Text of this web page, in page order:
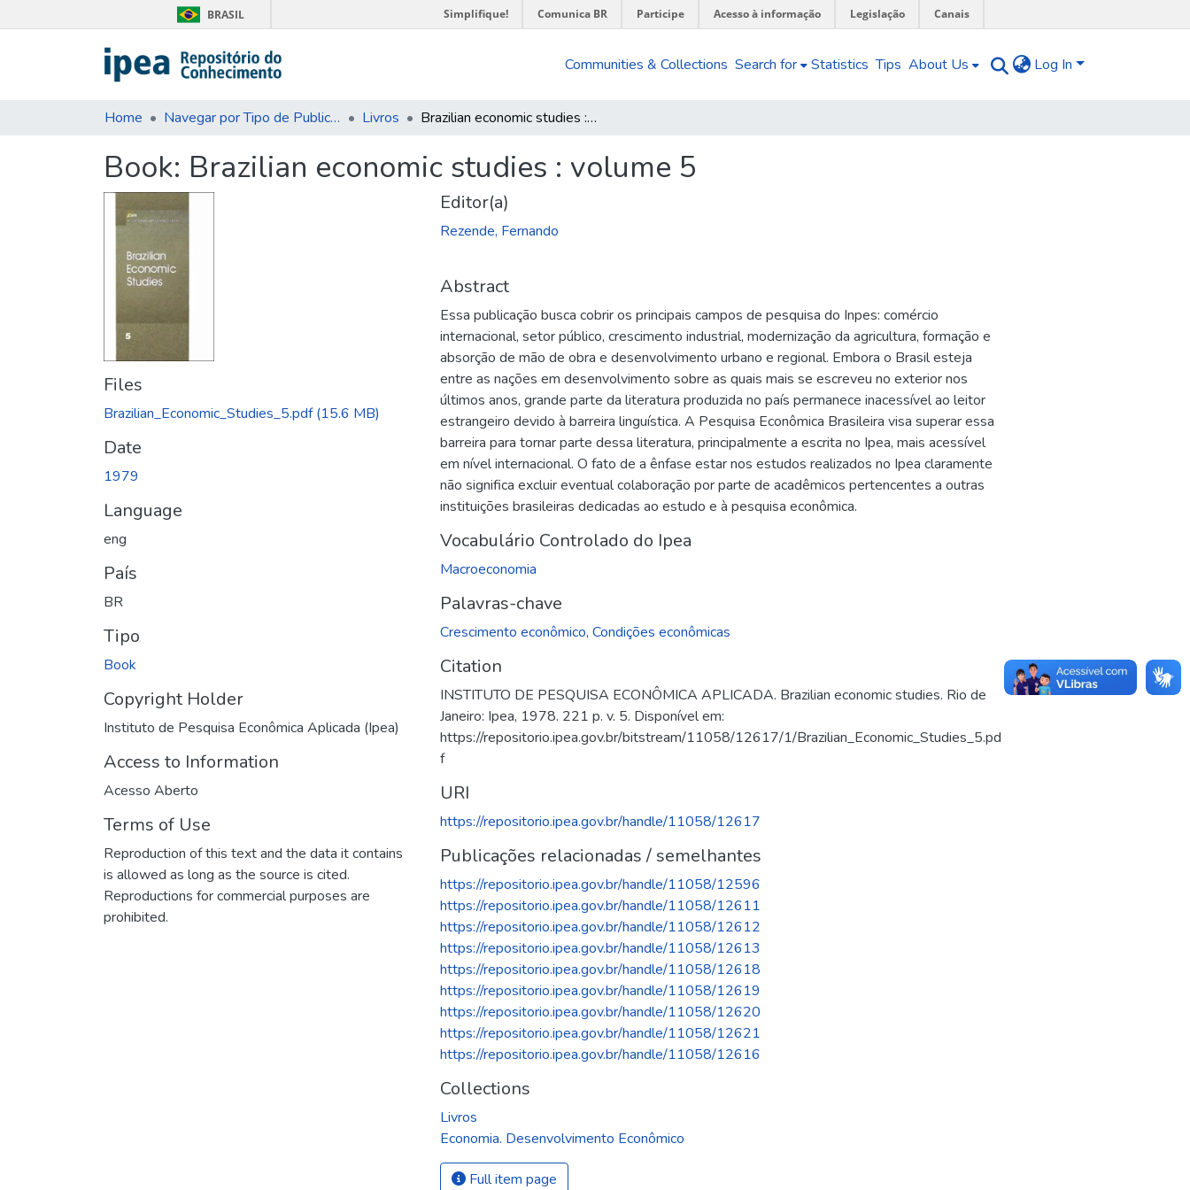
BRASIL Simplifique! Comunica BR Participe Acesso à informação Legislação Canais
Communities & Collections Search for Statistics Tips About Us Log In
Home Navegar por Tipo de Publicação Livros Brazilian economic studies : volume 5
Book: Brazilian economic studies : volume 5
Files
Brazilian_Economic_Studies_5.pdf(15.6 MB)
Date
1979
Language
eng
País
BR
Tipo
Book
Copyright Holder
Instituto de Pesquisa Econômica Aplicada (Ipea)
Access to Information
Acesso Aberto
Terms of Use
Reproduction of this text and the data it contains
is allowed as long as the source is cited.
Reproductions for commercial purposes are
prohibited.
Editor(a)
Rezende, Fernando
Abstract
Essa publicação busca cobrir os principais campos de pesquisa do Inpes: comércio
internacional, setor público, crescimento industrial, modernização da agricultura, formação e
absorção de mão de obra e desenvolvimento urbano e regional. Embora o Brasil esteja
entre as nações em desenvolvimento sobre as quais mais se escreveu no exterior nos
últimos anos, grande parte da literatura produzida no país permanece inacessível ao leitor
estrangeiro devido à barreira linguística. A Pesquisa Econômica Brasileira visa superar essa
barreira para tornar parte dessa literatura, principalmente a escrita no Ipea, mais acessível
em nível internacional. O fato de a ênfase estar nos estudos realizados no Ipea claramente
não significa excluir eventual colaboração por parte de acadêmicos pertencentes a outras
instituições brasileiras dedicadas ao estudo e à pesquisa econômica.
Vocabulário Controlado do Ipea
Macroeconomia
Palavras-chave
Crescimento econômico, Condições econômicas
Citation
INSTITUTO DE PESQUISA ECONÔMICA APLICADA. Brazilian economic studies. Rio de
Janeiro: Ipea, 1978. 221 p. v. 5. Disponível em:
https://repositorio.ipea.gov.br/bitstream/11058/12617/1/Brazilian_Economic_Studies_5.pd
f
URI
https://repositorio.ipea.gov.br/handle/11058/12617
Publicações relacionadas / semelhantes
https://repositorio.ipea.gov.br/handle/11058/12596
https://repositorio.ipea.gov.br/handle/11058/12611
https://repositorio.ipea.gov.br/handle/11058/12612
https://repositorio.ipea.gov.br/handle/11058/12613
https://repositorio.ipea.gov.br/handle/11058/12618
https://repositorio.ipea.gov.br/handle/11058/12619
https://repositorio.ipea.gov.br/handle/11058/12620
https://repositorio.ipea.gov.br/handle/11058/12621
https://repositorio.ipea.gov.br/handle/11058/12616
Collections
Livros
Economia. Desenvolvimento Econômico
Full item page